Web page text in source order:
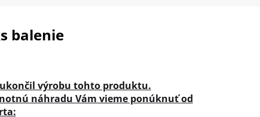
balenie
výrobu tohto produktu.
náhradu Vám vieme ponúknuť od